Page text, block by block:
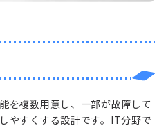
を複数用意し、一部が故障して
やすくする設計です。IT分野で